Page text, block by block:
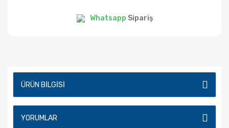
Whatsapp Sipariş
ÜRÜN BILGISI
YORUMLAR